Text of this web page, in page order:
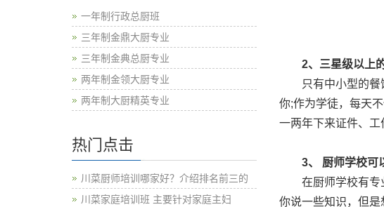
2、三星级以上
只有中小型的餐馆
你;作为学徒，每天
一两年下来证件、工
3、 厨师学校可
在厨师学校有专业
你说一些知识，但是
一年制行政总厨班
三年制金鼎大厨专业
三年制金典总厨专业
两年制金领大厨专业
两年制大厨精英专业
热门点击
川菜厨师培训哪家好？介绍排名前三的
川菜家庭培训班 主要针对家庭主妇